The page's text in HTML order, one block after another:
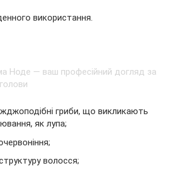
використання.
гриби, що викликають
як лупа;
волосся;